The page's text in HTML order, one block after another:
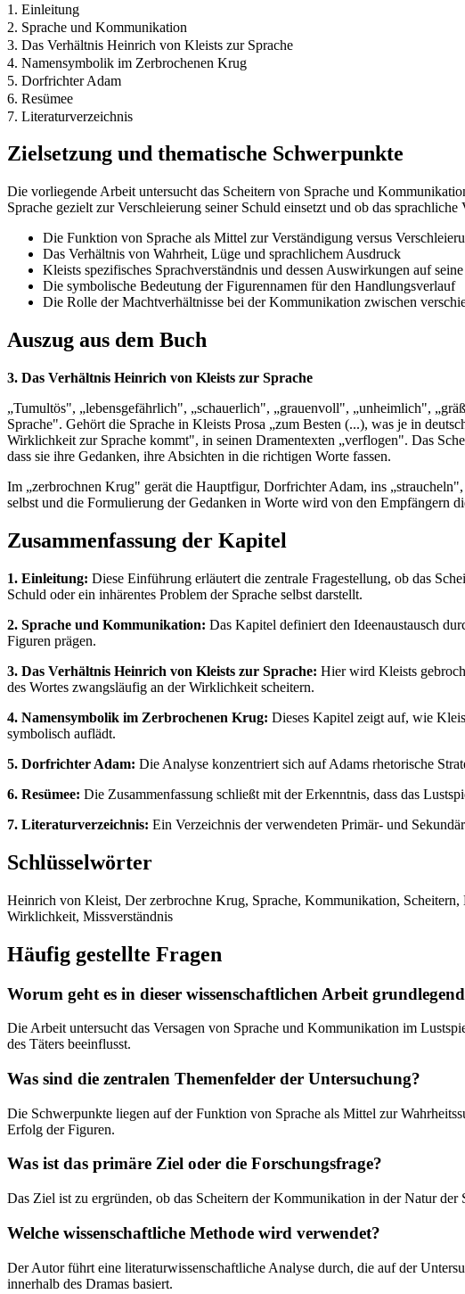
1. Einleitung
2. Sprache und Kommunikation
3. Das Verhältnis Heinrich von Kleists zur Sprache
4. Namensymbolik im Zerbrochenen Krug
5. Dorfrichter Adam
6. Resümee
7. Literaturverzeichnis
Zielsetzung und thematische Schwerpunkte
Die vorliegende Arbeit untersucht das Scheitern von Sprache und
Sprache gezielt zur Verschleierung seiner Schuld einsetzt und ob das
Die Funktion von Sprache als Mittel zur Verständigung versus
Das Verhältnis von Wahrheit, Lüge und sprachlichem Ausdruck
Kleists spezifisches Sprachverständnis und dessen Auswirkungen auf
Die symbolische Bedeutung der Figurennamen für den Handlungsverlauf
Die Rolle der Machtverhältnisse bei der Kommunikation zwischen
Auszug aus dem Buch
3. Das Verhältnis Heinrich von Kleists zur Sprache
„Tumultös", „lebensgefährlich", „schauerlich", „grauenvoll", „unheimlich",
Sprache". Gehört die Sprache in Kleists Prosa „zum Besten (...), was je in
Wirklichkeit zur Sprache kommt", in seinen Dramentexten „verflogen". Das
dass sie ihre Gedanken, ihre Absichten in die richtigen Worte fassen.
Im „zerbrochnen Krug" gerät die Hauptfigur, Dorfrichter Adam, ins
selbst und die Formulierung der Gedanken in Worte wird von den Empfängern
Zusammenfassung der Kapitel
1. Einleitung: Diese Einführung erläutert die zentrale Fragestellung, ob das
Schuld oder ein inhärentes Problem der Sprache selbst darstellt.
2. Sprache und Kommunikation: Das Kapitel definiert den Ideenaustausch
Figuren prägen.
3. Das Verhältnis Heinrich von Kleists zur Sprache: Hier wird Kleists
des Wortes zwangsläufig an der Wirklichkeit scheitern.
4. Namensymbolik im Zerbrochenen Krug: Dieses Kapitel zeigt auf, wie
symbolisch auflädt.
5. Dorfrichter Adam: Die Analyse konzentriert sich auf Adams rhetorische
6. Resümee: Die Zusammenfassung schließt mit der Erkenntnis, dass das
7. Literaturverzeichnis: Ein Verzeichnis der verwendeten Primär- und
Schlüsselwörter
Heinrich von Kleist, Der zerbrochne Krug, Sprache, Kommunikation,
Wirklichkeit, Missverständnis
Häufig gestellte Fragen
Worum geht es in dieser wissenschaftlichen Arbeit
Die Arbeit untersucht das Versagen von Sprache und Kommunikation im
des Täters beeinflusst.
Was sind die zentralen Themenfelder der Untersuchung?
Die Schwerpunkte liegen auf der Funktion von Sprache als Mittel zur
Erfolg der Figuren.
Was ist das primäre Ziel oder die Forschungsfrage?
Das Ziel ist zu ergründen, ob das Scheitern der Kommunikation in der Natur
Welche wissenschaftliche Methode wird verwendet?
Der Autor führt eine literaturwissenschaftliche Analyse durch, die auf der
innerhalb des Dramas basiert.